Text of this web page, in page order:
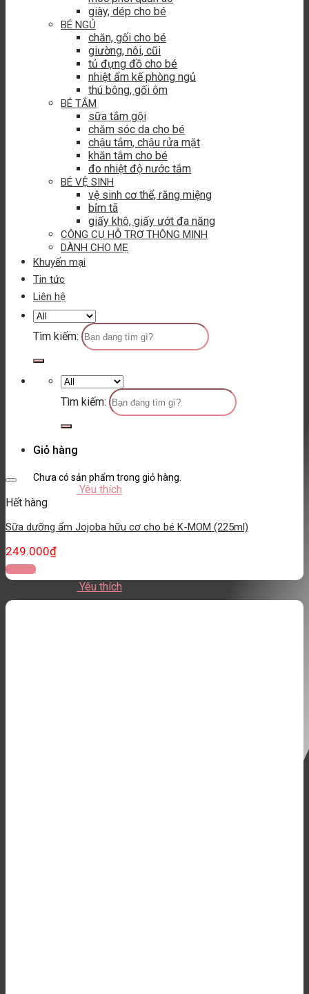
giày, dép cho bé
BÉ NGỦ
chăn, gối cho bé
giường, nôi, cũi
tủ đựng đồ cho bé
nhiệt ẩm kế phòng ngủ
thú bông, gối ôm
BÉ TẮM
sữa tắm gội
chăm sóc da cho bé
chậu tắm, chậu rửa mặt
khăn tắm cho bé
đo nhiệt độ nước tắm
BÉ VỆ SINH
vệ sinh cơ thể, răng miệng
bỉm tã
giấy khô, giấy ướt đa năng
CÔNG CỤ HỖ TRỢ THÔNG MINH
DÀNH CHO MẸ
Khuyến mại
Tin tức
Liên hệ
Tìm kiếm:
Tìm kiếm:
Giỏ hàng
Chưa có sản phẩm trong giỏ hàng.
Yêu thích
Hết hàng
Sữa dưỡng ẩm Jojoba hữu cơ cho bé K-MOM (225ml)
249.000₫
Đọc tiếp
Yêu thích